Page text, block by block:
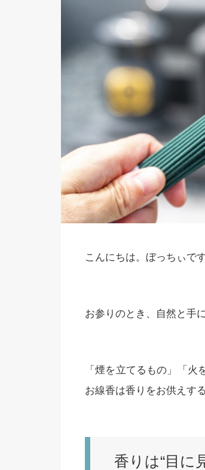
こんにちは。ぼっちぃです
お参りのとき、自然と手
「煙を立てるもの」「
お線香は香りをお供えす
香りは“目に